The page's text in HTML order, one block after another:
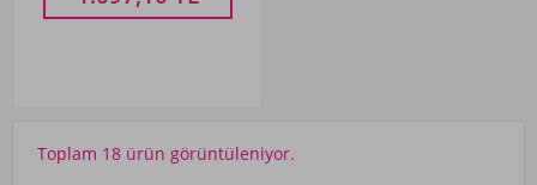
Toplam 18 ürün görüntüleniyor.